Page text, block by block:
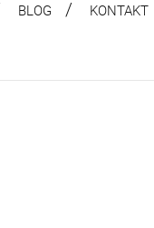
BLOG KONTAKT